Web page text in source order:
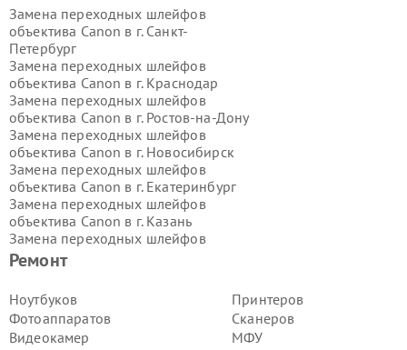
Ремонт
Ноутбуков
Фотоаппаратов
Видеокамер
Принтеров
Сканеров
МФУ
Замена переходных шлейфов
объектива Canon в г. Санкт-
Петербург
Замена переходных шлейфов
объектива Canon в г. Краснодар
Замена переходных шлейфов
объектива Canon в г. Ростов-на-Дону
Замена переходных шлейфов
объектива Canon в г. Новосибирск
Замена переходных шлейфов
объектива Canon в г. Екатеринбург
Замена переходных шлейфов
объектива Canon в г. Казань
Замена переходных шлейфов
объектива Canon в г.
объектива Canon в г.
Замена переходных шлейфов
объектива Canon в г.
Замена переходных шлейфов